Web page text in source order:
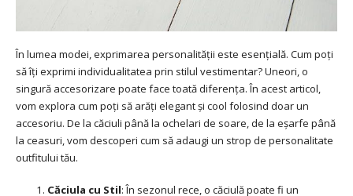
În lumea modei, exprimarea personalității este esențială. Cum poți
să îți exprimi individualitatea prin stilul vestimentar? Uneori, o
singură accesorizare poate face toată diferența. În acest articol,
vom explora cum poți să arăți elegant și cool folosind doar un
accesoriu. De la căciuli până la ochelari de soare, de la eșarfe până
la ceasuri, vom descoperi cum să adaugi un strop de personalitate
outfitului tău.
Căciula cu Stil: În sezonul rece, o căciulă poate fi un